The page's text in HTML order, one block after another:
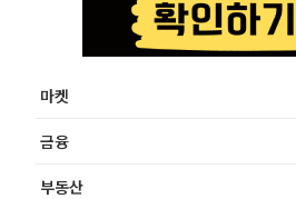
마켓
금융
부동산